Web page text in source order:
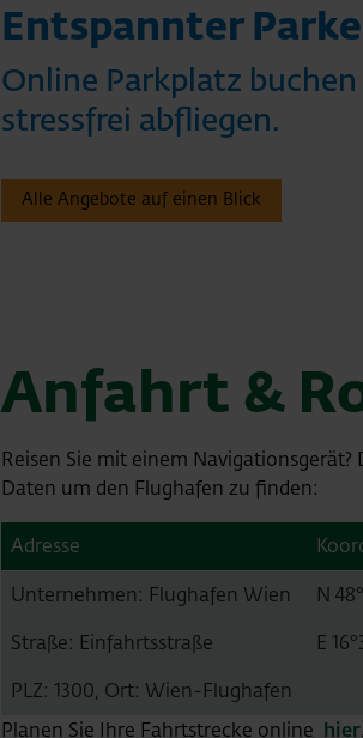
Entspannter
Online Parkplatz buchen
stressfrei abfliegen.
Alle Angebote auf einen Blick
Anfahrt &
Reisen Sie mit einem
Daten um den Flughafen zu finden:
Adresse
Unternehmen: Flughafen Wien
Straße: Einfahrtsstraße
PLZ: 1300, Ort: Wien-Flughafen
N
E
Planen Sie Ihre Fahrtstrecke online hier.